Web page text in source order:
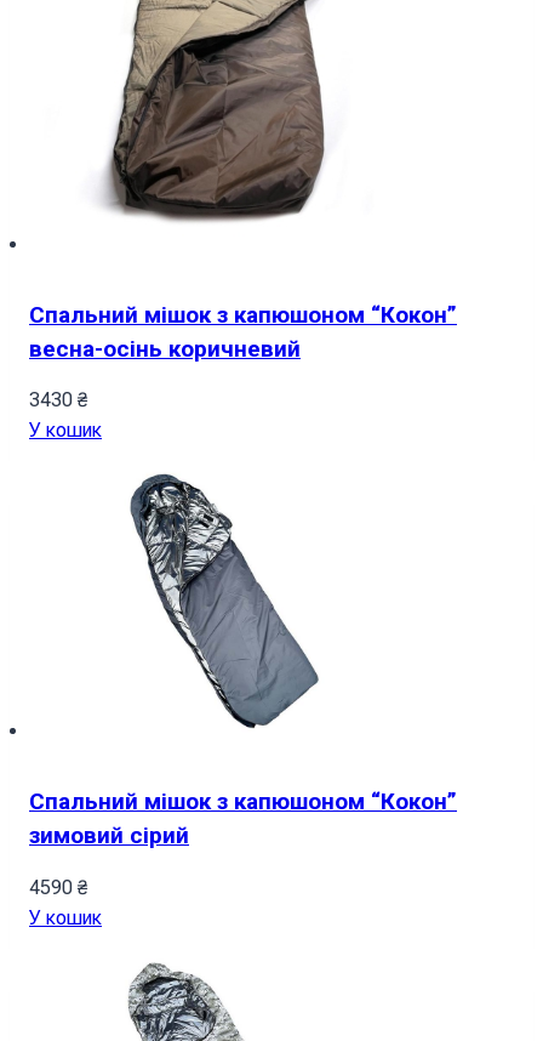
Спальний мішок з капюшоном “Кокон”
весна-осінь коричневий
3430 ₴
У кошик
Спальний мішок з капюшоном “Кокон”
зимовий сірий
4590 ₴
У кошик